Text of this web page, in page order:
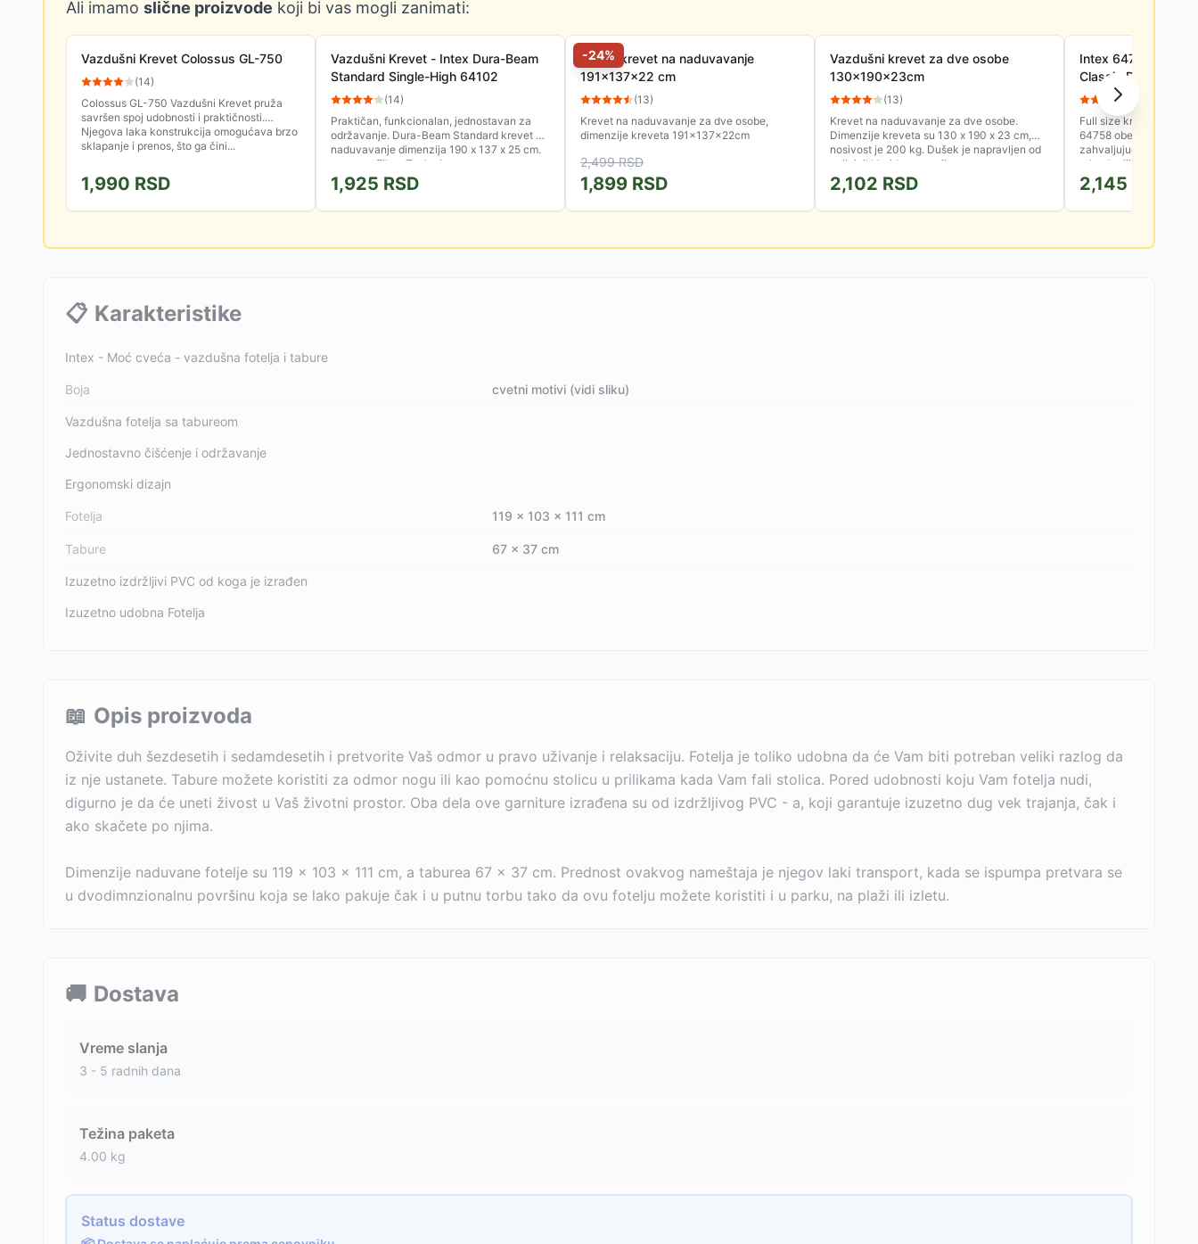
Ali imamo slične proizvode koji bi vas mogli zanimati:
Vazdušni Krevet Colossus GL-750
(14)
Colossus GL-750 Vazdušni Krevet pruža
savršen spoj udobnosti i praktičnosti.
Njegova laka konstrukcija omogućava brzo
sklapanje i prenos, što ga čini...
1,990 RSD
Vazdušni Krevet - Intex Dura-Beam
Standard Single-High 64102
(14)
Praktičan, funkcionalan, jednostavan za
održavanje. Dura-Beam Standard krevet na
naduvavanje dimenzija 190 x 137 x 25 cm.
<strong>Fiber-Tech</strong>...
1,925 RSD
-24%
Bračni krevet na naduvavanje
191x137x22 cm
(13)
Krevet na naduvavanje za dve osobe,
dimenzije kreveta 191x137x22cm
2,499RSD
1,899 RSD
Vazdušni krevet za dve osobe
130x190x23cm
(13)
Krevet na naduvavanje za dve osobe.
Dimenzije kreveta su 130 x 190 x 23 cm,
nosivost je 200 kg. Dušek je napravljen od
polivinil hlorida, a gornji...
2,102 RSD
Intex 64758 Dura-
Classic Downy
Naduvavanje
27
Full size krevet na
64758 obezbeđuje
zahvaljujući Dura-
tehnologiji izrade
2,145
📋 Karakteristike
Intex - Moć cveća - vazdušna fotelja i tabure
Boja cvetni motivi (vidi sliku)
Vazdušna fotelja sa tabureom
Jednostavno čišćenje i održavanje
Ergonomski dizajn
Fotelja 119 x 103 x 111 cm
Tabure 67 x 37 cm
Izuzetno izdržljivi PVC od koga je izrađen
Izuzetno udobna Fotelja
📖 Opis proizvoda
Oživite duh šezdesetih i sedamdesetih i pretvorite Vaš odmor u pravo uživanje i relaksaciju. Fotelja je toliko udobna da će Vam biti potreban veliki razlog da
iz nje ustanete. Tabure možete koristiti za odmor nogu ili kao pomoćnu stolicu u prilikama kada Vam fali stolica. Pored udobnosti koju Vam fotelja nudi,
digurno je da će uneti živost u Vaš životni prostor. Oba dela ove garniture izrađena su od izdržljivog PVC - a, koji garantuje izuzetno dug vek trajanja, čak i
ako skačete po njima.
Dimenzije naduvane fotelje su 119 x 103 x 111 cm, a taburea 67 x 37 cm. Prednost ovakvog nameštaja je njegov laki transport, kada se ispumpa pretvara se
u dvodimnzionalnu površinu koja se lako pakuje čak i u putnu torbu tako da ovu fotelju možete koristiti i u parku, na plaži ili izletu.
🚚 Dostava
Vreme slanja
3 - 5 radnih dana
Težina paketa
4.00 kg
Status dostave